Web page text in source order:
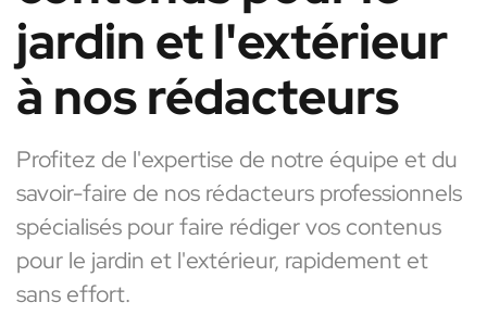
jardin et l'extérieur
à nos rédacteurs
Profitez de l'expertise de notre équipe et du
savoir-faire de nos rédacteurs professionnels
spécialisés pour faire rédiger vos contenus
pour le jardin et l'extérieur, rapidement et
sans effort.